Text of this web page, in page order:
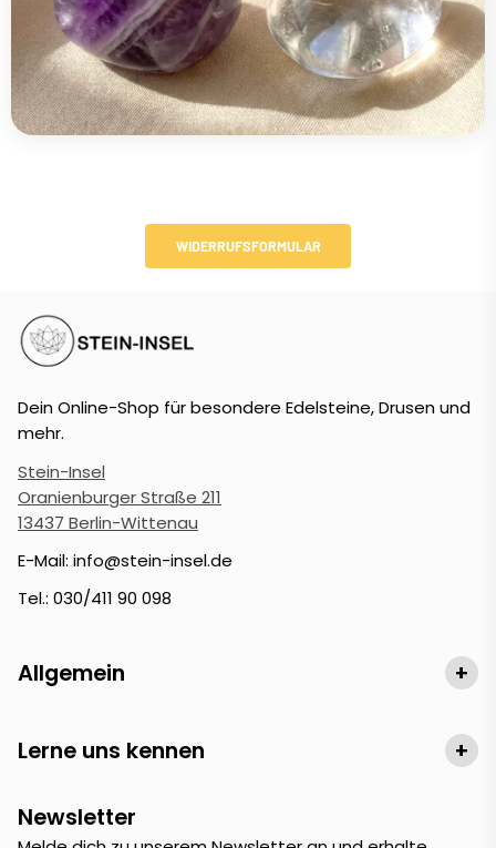
WIDERRUFSFORMULAR
Dein Online-Shop für besondere Edelsteine, Drusen und
mehr.
Stein-Insel
Oranienburger Straße 211
13437 Berlin-Wittenau
E-Mail: info@stein-insel.de
Tel.: 030/411 90 098
Allgemein +
Lerne uns kennen +
Newsletter